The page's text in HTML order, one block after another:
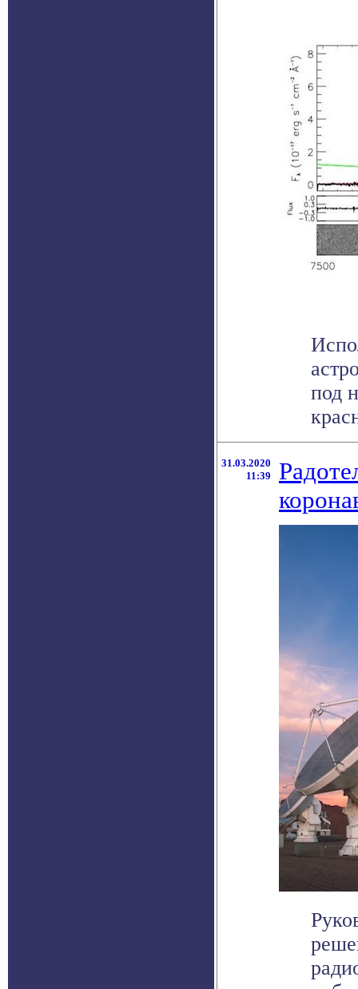
под
31.03.2020
11:39